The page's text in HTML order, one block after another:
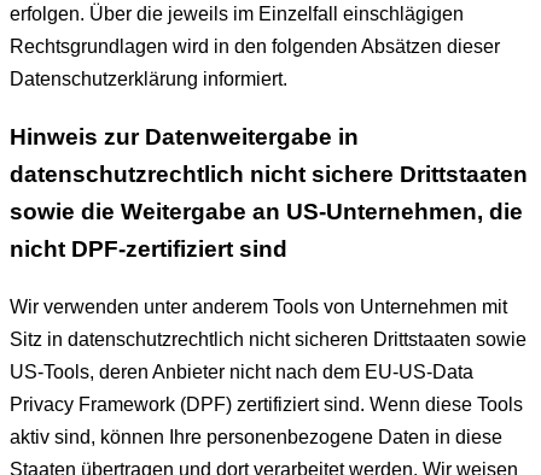
erfolgen. Über die jeweils im Einzelfall einschlägigen
Rechtsgrundlagen wird in den folgenden Absätzen dieser
Datenschutzerklärung informiert.
Hinweis zur Datenweitergabe in
datenschutzrechtlich nicht sichere Drittstaaten
sowie die Weitergabe an US-Unternehmen, die
nicht DPF-zertifiziert sind
Wir verwenden unter anderem Tools von Unternehmen mit
Sitz in datenschutzrechtlich nicht sicheren Drittstaaten sowie
US-Tools, deren Anbieter nicht nach dem EU-US-Data
Privacy Framework (DPF) zertifiziert sind. Wenn diese Tools
aktiv sind, können Ihre personenbezogene Daten in diese
Staaten übertragen und dort verarbeitet werden. Wir weisen